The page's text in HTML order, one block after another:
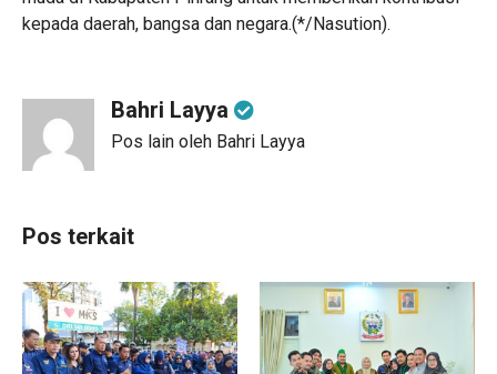
kepada daerah, bangsa dan negara.(*/Nasution).
Bahri Layya
Pos lain oleh Bahri Layya
Pos terkait